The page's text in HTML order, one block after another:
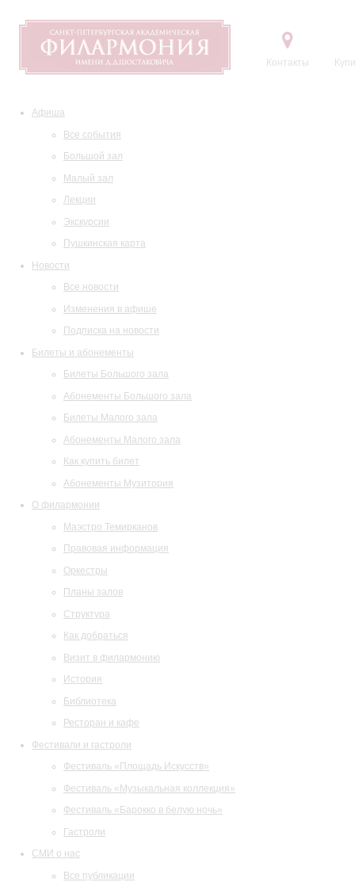
Контакты
Афиша
Все события
Большой зал
Малый зал
Лекции
Экскурсии
Пушкинская карта
Новости
Все новости
Изменения в афише
Подписка на новости
Билеты и абонементы
Билеты Большого зала
Абонементы Большого зала
Билеты Малого зала
Абонементы Малого зала
Как купить билет
Абонементы Музитория
О филармонии
Маэстро Темирканов
Правовая информация
Оркестры
Планы залов
Структура
Как добраться
Визит в филармонию
История
Библиотека
Ресторан и кафе
Фестивали и гастроли
Фестиваль «Площадь Искусств»
Фестиваль «Музыкальная коллекция»
Фестиваль «Барокко в белую ночь»
Гастроли
СМИ о нас
Все публикации